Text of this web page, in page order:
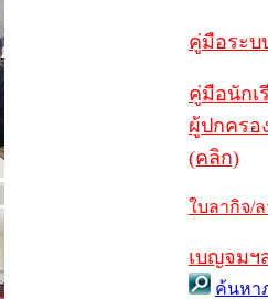
คู่มือระบ
คู่มือนักเ
ผู้ปกครอ
(คลิก)
ใบลากิจ/
เบญจมฯ
ค้นหา